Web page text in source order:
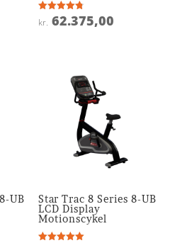
Vurderet
4.8
kr. 62.375,00
UB
Star Trac 8 Series 8-UB
LCD Display
Motionscykel